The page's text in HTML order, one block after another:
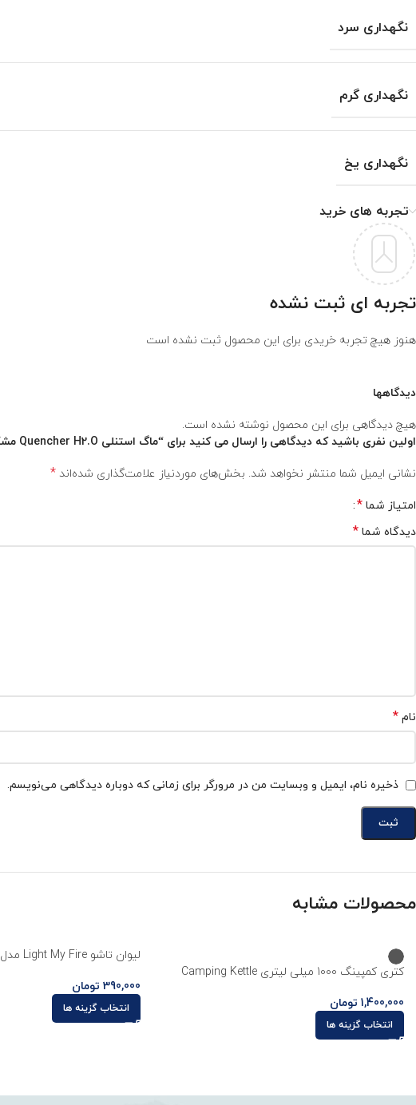
نگهداری سرد
نگهداری گرم
نگهداری یخ
تجربه های خرید
تجربه ای ثبت نشده
هنوز هیچ تجربه خریدی برای این محصول ثبت نشده است
دیدگاهها
هیچ دیدگاهی برای این محصول نوشته نشده است.
اولین نفری باشید که دیدگاهی را ارسال می کنید برای “ماگ استنلی Quencher H2.O مشکی فسفری”
نشانی ایمیل شما منتشر نخواهد شد. بخش‌های موردنیاز علامت‌گذاری شده‌اند *
امتیاز شما *
دیدگاه شما *
نام *
ذخیره نام، ایمیل و وبسایت من در مرورگر برای زمانی که دوباره دیدگاهی می‌نویسم.
محصولات مشابه
کتری کمپینگ 1000 میلی لیتری Camping Kettle
1,400,000 تومان
انتخاب گزینه ها
لیوان تاشو Light My Fire مدل pack up
390,000 تومان
انتخاب گزینه ها